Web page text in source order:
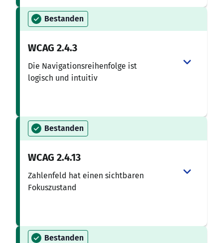
Bestanden
WCAG 2.4.3
Die Navigationsreihenfolge ist
logisch und intuitiv
Bestanden
WCAG 2.4.13
Zahlenfeld hat einen sichtbaren
Fokuszustand
Bestanden